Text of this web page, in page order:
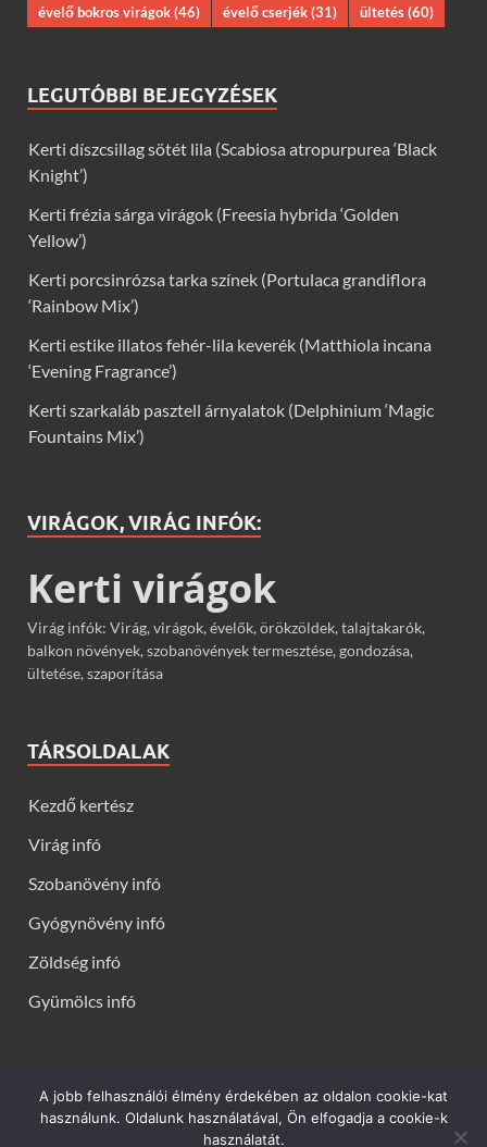
évelő bokros virágok(46) évelő cserjék(31) ültetés(60)
LEGUTÓBBI BEJEGYZÉSEK
Kerti díszcsillag sötét lila (Scabiosa atropurpurea ‘Black
Knight’)
Kerti frézia sárga virágok (Freesia hybrida ‘Golden
Yellow’)
Kerti porcsinrózsa tarka színek (Portulaca grandiflora
‘Rainbow Mix’)
Kerti estike illatos fehér-lila keverék (Matthiola incana
‘Evening Fragrance’)
Kerti szarkaláb pasztell árnyalatok (Delphinium ‘Magic
Fountains Mix’)
VIRÁGOK, VIRÁG INFÓK:
Kerti virágok
Virág infók: Virág, virágok, évelők, örökzöldek, talajtakarók,
balkon növények, szobanövények termesztése, gondozása,
ültetése, szaporítása
TÁRSOLDALAK
Kezdő kertész
Virág infó
Szobanövény infó
Gyógynövény infó
Zöldség infó
Gyümölcs infó
Kerti virágok - Virág infók: Virág, virágok, évelők, örökzöldek,
talajtakarók, balkon növények, szobanövények termesztése,
A jobb felhasználói élmény érdekében az oldalon cookie-kat
használunk. Oldalunk használatával, Ön elfogadja a cookie-k
használatát.